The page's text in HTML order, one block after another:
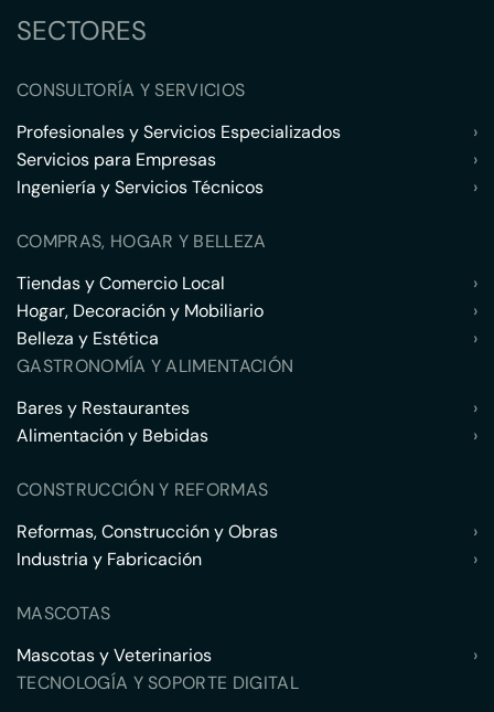
SECTORES
CONSULTORÍA Y SERVICIOS
Profesionales y Servicios Especializados
›
Servicios para Empresas
›
Ingeniería y Servicios Técnicos
›
COMPRAS, HOGAR Y BELLEZA
Tiendas y Comercio Local
›
Hogar, Decoración y Mobiliario
›
Belleza y Estética
›
GASTRONOMÍA Y ALIMENTACIÓN
Bares y Restaurantes
›
Alimentación y Bebidas
›
CONSTRUCCIÓN Y REFORMAS
Reformas, Construcción y Obras
›
Industria y Fabricación
›
MASCOTAS
Mascotas y Veterinarios
›
TECNOLOGÍA Y SOPORTE DIGITAL